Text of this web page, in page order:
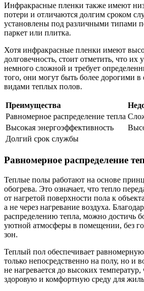
Инфракрасные пленки также имеют
потери и отличаются долгим сроком
установлены под различными типами
паркет или плитка.
Хотя инфракрасные пленки имеют
долговечность, стоит отметить, что их
немного сложной и требует
того, они могут быть более дорогими
видами теплых полов.
Преимущества
Равномерное распределение тепла
Высокая энергоэффективность
Долгий срок службы
Равномерное распределение
Теплые полы работают на основе
обогрева. Это означает, что тепло
от нагретой поверхности пола к
а не через нагревание воздуха.
распределению тепла, можно достичь
уютной атмосферы в помещении, без
зон.
Теплый пол обеспечивает
только непосредственно на полу, но и
не нагревается до высоких температур,
здоровую и комфортную среду для